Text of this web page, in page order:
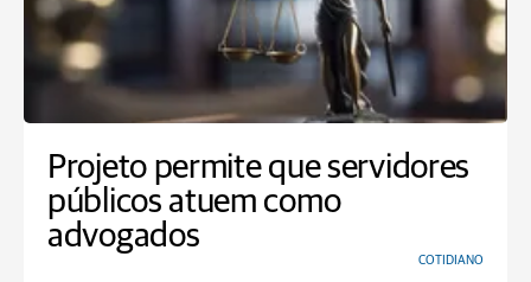
Projeto permite que servidores
públicos atuem como
advogados
COTIDIANO